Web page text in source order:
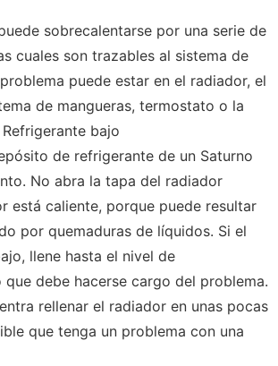
sobrecalentarse por una serie de
cuales son trazables al sistema de
puede estar en el radiador, el
de mangueras, termostato o la
bajo
de refrigerante de un Saturno
No abra la tapa del radiador
está caliente, porque puede resultar
por quemaduras de líquidos. Si el
llene hasta el nivel de
debe hacerse cargo del problema.
rellenar el radiador en unas pocas
que tenga un problema con una